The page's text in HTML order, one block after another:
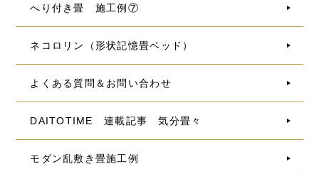
へり付き畳 施工例⑦
ネコロリン（形状記憶畳ベッド）
よくある質問＆お問い合わせ
DAITOTIME 連載記事 気分畳々
モダン乱敷き畳施工例